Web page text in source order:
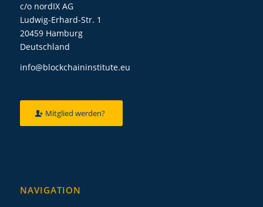
c/o nordIX AG
Ludwig-Erhard-Str. 1
20459 Hamburg
Deutschland
info@blockchaininstitute.eu
Mitglied werden?
NAVIGATION